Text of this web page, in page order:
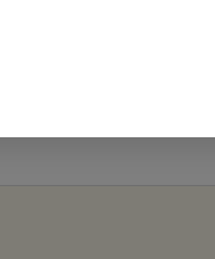
с Днем Победы!